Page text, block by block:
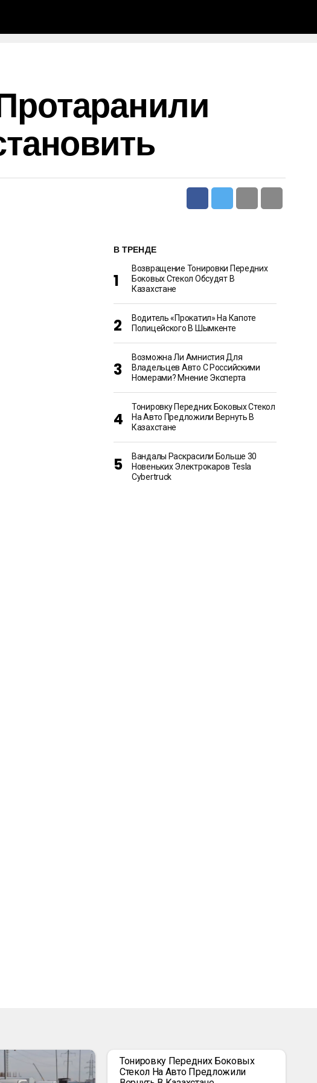
В ТРЕНДЕ
Возвращение Тонировки Передних
Боковых Стекол Обсудят В
Казахстане
Водитель «прокатил» На Капоте
Полицейского В Шымкенте
Возможна Ли Амнистия Для
Владельцев Авто С Российскими
Номерами? Мнение Эксперта
Тонировку Передних Боковых Стекол
На Авто Предложили Вернуть В
Казахстане
Вандалы Раскрасили Больше 30
Новеньких Электрокаров Tesla
Cybertruck
Тонировку Передних Боковых
Стекол На Авто Предложили